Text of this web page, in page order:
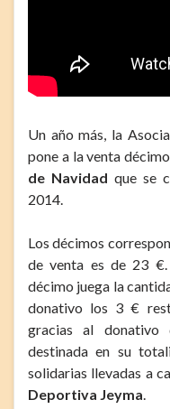
Un año más, la
pone a la venta
de Navidad que se
2014.
Los décimos
de venta es de 23
décimo juega la
donativo los 3 €
gracias al
destinada en su
solidarias llevadas a
Deportiva Jeyma.